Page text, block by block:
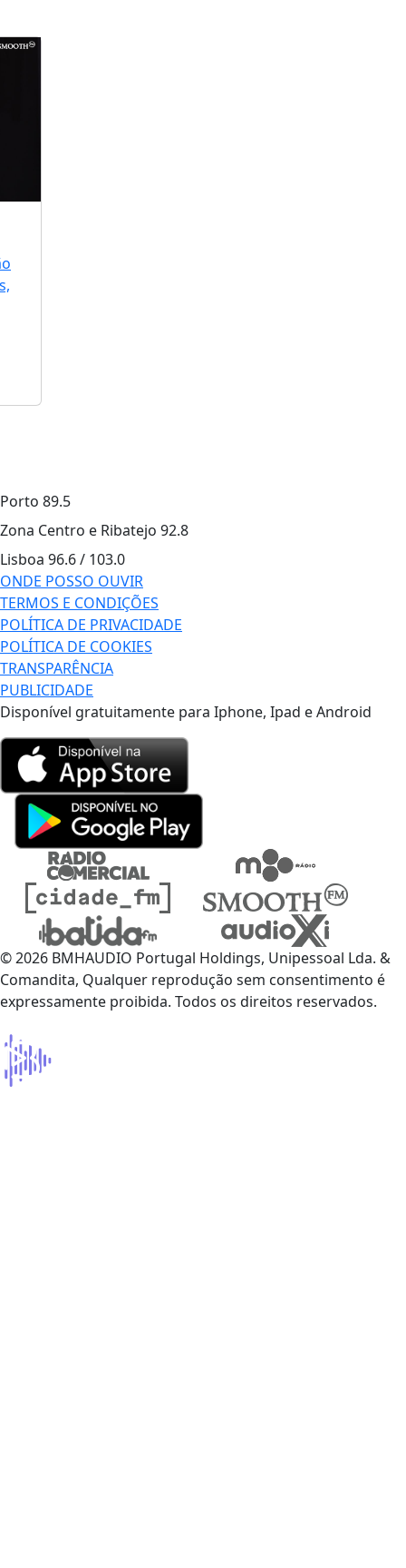
Porto 89.5
Zona Centro e Ribatejo 92.8
Lisboa 96.6 / 103.0
ONDE POSSO OUVIR
TERMOS E CONDIÇÕES
POLÍTICA DE PRIVACIDADE
POLÍTICA DE COOKIES
TRANSPARÊNCIA
PUBLICIDADE
Disponível gratuitamente para Iphone, Ipad e Android
© 2026 BMHAUDIO Portugal Holdings, Unipessoal Lda. &
Comandita, Qualquer reprodução sem consentimento é
expressamente proibida. Todos os direitos reservados.